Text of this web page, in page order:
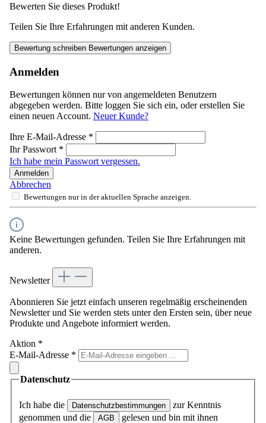
Bewerten Sie dieses Produkt!
Teilen Sie Ihre Erfahrungen mit anderen Kunden.
Bewertung schreiben Bewertungen anzeigen
Anmelden
Bewertungen können nur von angemeldeten Benutzern
abgegeben werden. Bitte loggen Sie sich ein, oder erstellen Sie
einen neuen Account. Neuer Kunde?
Ihre E-Mail-Adresse *
Ihr Passwort *
Ich habe mein Passwort vergessen.
Anmelden
Abbrechen
Bewertungen nur in der aktuellen Sprache anzeigen.
Keine Bewertungen gefunden. Teilen Sie Ihre Erfahrungen mit
anderen.
Newsletter
Abonnieren Sie jetzt einfach unseren regelmäßig erscheinenden
Newsletter und Sie werden stets unter den Ersten sein, über neue
Produkte und Angebote informiert werden.
Aktion *
E-Mail-Adresse *
Datenschutz
Ich habe die Datenschutzbestimmungen
zur Kenntnis
genommen und die
AGB
gelesen und bin mit ihnen